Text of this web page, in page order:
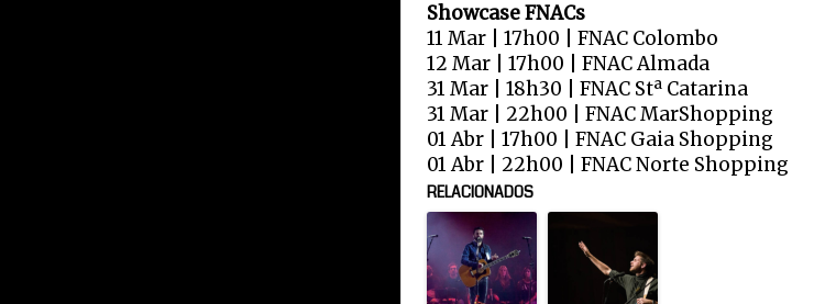
Showcase FNACs
11 Mar | 17h00 | FNAC Colombo
12 Mar | 17h00 | FNAC Almada
31 Mar | 18h30 | FNAC Stª Catarina
31 Mar | 22h00 | FNAC MarShopping
01 Abr | 17h00 | FNAC Gaia Shopping
01 Abr | 22h00 | FNAC Norte Shopping
RELACIONADOS